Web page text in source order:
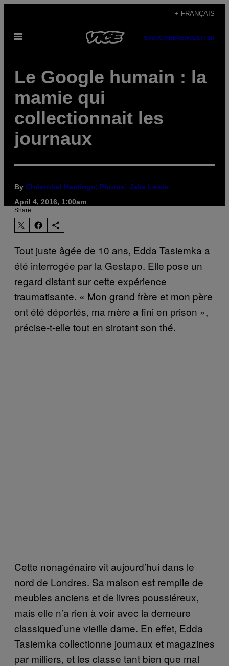
content
+ FRANÇAIS
Open
SUBSCRIBENEWSLETTER
Le Google humain : la
mamie qui
collectionnait les
journaux
By Christobel Hastings; Photos: Jake Lewis
April 4, 2016, 1:00am
Share:
Tout juste âgée de 10 ans, Edda Tasiemka a
été interrogée par la Gestapo. Elle pose un
regard distant sur cette expérience
traumatisante. « Mon grand frère et mon père
ont été déportés, ma mère a fini en prison »,
précise-t-elle tout en sirotant son thé.
Cette nonagénaire vit aujourd’hui dans le
nord de Londres. Sa maison est remplie de
meubles anciens et de livres poussiéreux,
mais elle n’a rien à voir avec la demeure
classiqued’une vieille dame. En effet, Edda
Tasiemka collectionne journaux et magazines
par milliers, et les classe tant bien que mal